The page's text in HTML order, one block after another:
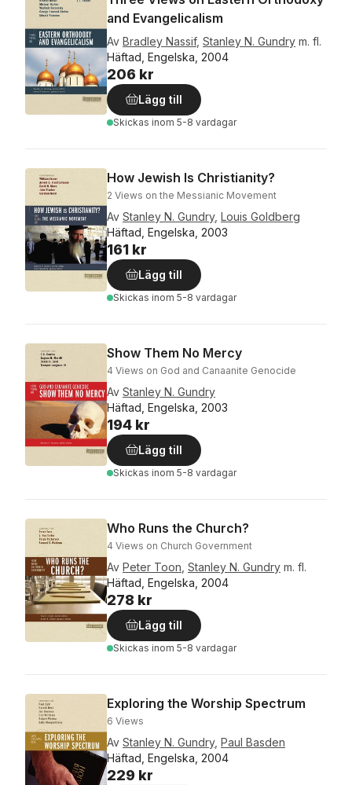
and Evangelicalism
Av Bradley Nassif, Stanley N. Gundry m. fl.
Häftad, Engelska, 2004
206 kr
Lägg till
Skickas inom 5-8 vardagar
How Jewish Is Christianity?
2 Views on the Messianic Movement
Av Stanley N. Gundry, Louis Goldberg
Häftad, Engelska, 2003
161 kr
Lägg till
Skickas inom 5-8 vardagar
Show Them No Mercy
4 Views on God and Canaanite Genocide
Av Stanley N. Gundry
Häftad, Engelska, 2003
194 kr
Lägg till
Skickas inom 5-8 vardagar
Who Runs the Church?
4 Views on Church Government
Av Peter Toon Stanley N. Gundry m. fl.
Häftad, Engelska, 2004
278 kr
Lägg till
Skickas inom 5-8 vardagar
Exploring the Worship Spectrum
6 Views
Av Stanley N. Gundry, Paul Basden
Häftad, Engelska, 2004
229 kr